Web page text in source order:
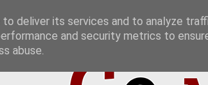
deliver its services and to analyze
and security metrics to
abuse.